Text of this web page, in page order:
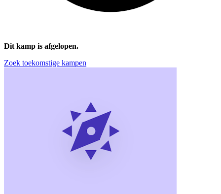
Dit kamp is afgelopen.
Zoek toekomstige kampen